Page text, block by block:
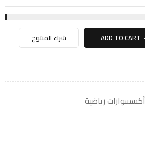
ADD TO CART شراء المنتوج
أكسسوارات رياضية